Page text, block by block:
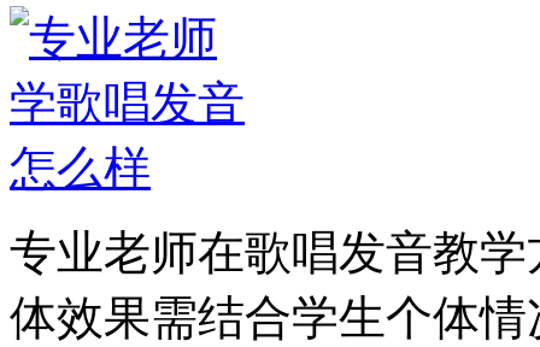
专业老师在歌唱发音教
体效果需结合学生个体